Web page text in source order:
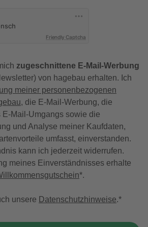
Friendly Captcha
zugeschnittene E-Mail-Werbung
von hagebau erhalten. Ich
meiner personenbezogenen
, die E-Mail-Werbung, die
Mail-Umgangs sowie die
und Analyse meiner Kaufdaten,
umfasst, einverstanden.
kann ich jederzeit widerrufen.
meines Einverständnisses erhalte
*.
unsere Datenschutzhinweise.